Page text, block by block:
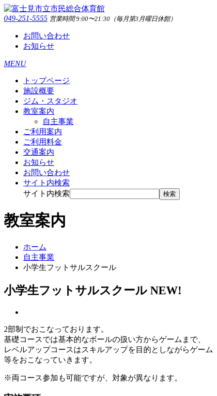
049-251-5555 営業時間 9:00〜21:30（毎月第3月曜日休館）
お問い合わせ
お知らせ
MENU
トップページ
施設概要
ジム・スタジオ
教室案内
自主事業
ご利用案内
ご利用料金
交通案内
お知らせ
お問い合わせ
サイト内検索
サイト内検索
検索
教室案内
ホーム
自主事業
小学生フットサルスクール
小学生フットサルスクール NEW!
2部制でおこなっております。
基礎コースでは基本的なボールの扱い方からゲームまで、
レベルアップコースはスキルアップを目的としながらゲーム
等をおこなっていきます。
※両コース参加も可能ですが、対象が異なります。